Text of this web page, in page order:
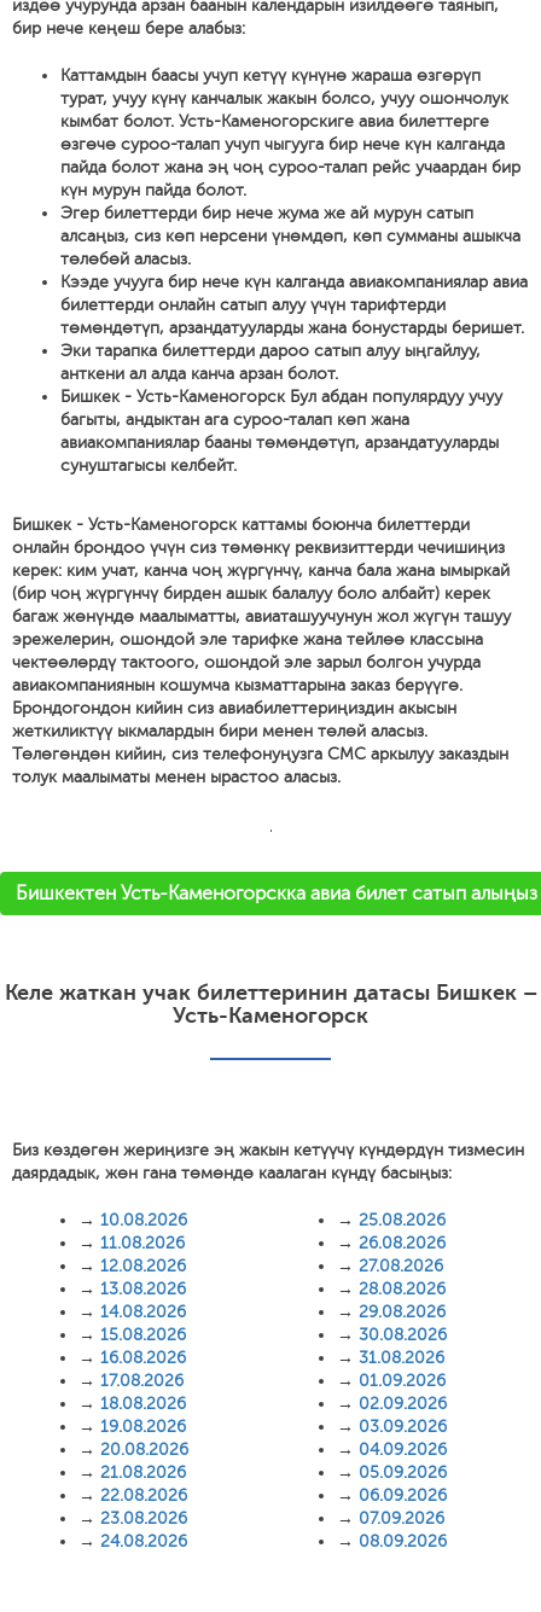
издөө учурунда арзан баанын календарын изилдөөгө таянып,
бир нече кеңеш бере алабыз:
Каттамдын баасы учуп кетүү күнүнө жараша өзгөрүп
турат, учуу күнү канчалык жакын болсо, учуу ошончолук
кымбат болот. Усть-Каменогорскиге авиа билеттерге
өзгөчө суроо-талап учуп чыгууга бир нече күн калганда
пайда болот жана эң чоң суроо-талап рейс учаардан бир
күн мурун пайда болот.
Эгер билеттерди бир нече жума же ай мурун сатып
алсаңыз, сиз көп нерсени үнөмдөп, көп сумманы ашыкча
төлөбөй аласыз.
Кээде учууга бир нече күн калганда авиакомпаниялар авиа
билеттерди онлайн сатып алуу үчүн тарифтерди
төмөндөтүп, арзандатууларды жана бонустарды беришет.
Эки тарапка билеттерди дароо сатып алуу ыңгайлуу,
анткени ал алда канча арзан болот.
Бишкек - Усть-Каменогорск Бул абдан популярдуу учуу
багыты, андыктан ага суроо-талап көп жана
авиакомпаниялар бааны төмөндөтүп, арзандатууларды
сунуштагысы келбейт.
Бишкек - Усть-Каменогорск каттамы боюнча билеттерди
онлайн брондоо үчүн сиз төмөнкү реквизиттерди чечишиңиз
керек: ким учат, канча чоң жүргүнчү, канча бала жана ымыркай
(бир чоң жүргүнчү бирден ашык балалуу боло албайт) керек
багаж жөнүндө маалыматты, авиаташуучунун жол жүгүн ташуу
эрежелерин, ошондой эле тарифке жана тейлөө классына
чектөөлөрдү тактоого, ошондой эле зарыл болгон учурда
авиакомпаниянын кошумча кызматтарына заказ берүүгө.
Брондогондон кийин сиз авиабилеттериңиздин акысын
жеткиликтүү ыкмалардын бири менен төлөй аласыз.
Төлөгөндөн кийин, сиз телефонуңузга СМС аркылуу заказдын
толук маалыматы менен ырастоо аласыз.
'
Бишкектен Усть-Каменогорскка авиа билет сатып алыңыз
Келе жаткан учак билеттеринин датасы Бишкек –
Усть-Каменогорск
Биз көздөгөн жериңизге эң жакын кетүүчү күндөрдүн тизмесин
даярдадык, жөн гана төмөндө каалаган күндү басыңыз:
→ 10.08.2026
→ 11.08.2026
→ 12.08.2026
→ 13.08.2026
→ 14.08.2026
→ 15.08.2026
→ 16.08.2026
→ 17.08.2026
→ 18.08.2026
→ 19.08.2026
→ 20.08.2026
→ 21.08.2026
→ 22.08.2026
→ 23.08.2026
→ 24.08.2026
→ 25.08.2026
→ 26.08.2026
→ 27.08.2026
→ 28.08.2026
→ 29.08.2026
→ 30.08.2026
→ 31.08.2026
→ 01.09.2026
→ 02.09.2026
→ 03.09.2026
→ 04.09.2026
→ 05.09.2026
→ 06.09.2026
→ 07.09.2026
→ 08.09.2026